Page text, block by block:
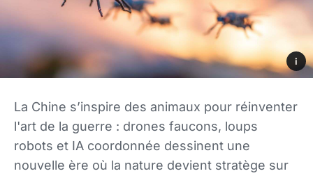
i
La Chine s’inspire des animaux pour réinventer
l'art de la guerre : drones faucons, loups
robots et IA coordonnée dessinent une
nouvelle ère où la nature devient stratège sur